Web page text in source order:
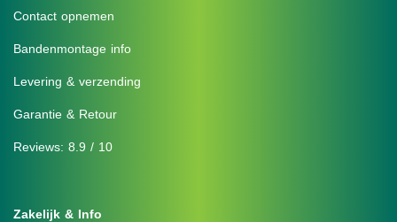
Contact opnemen
Bandenmontage info
Levering & verzending
Garantie & Retour
Reviews: 8.9 / 10
Zakelijk & Info